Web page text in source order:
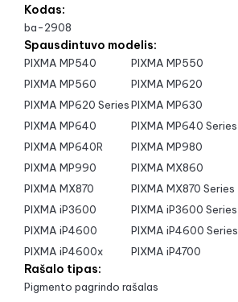
Kodas:
ba-2908
Spausdintuvo modelis:
PIXMA MP540
PIXMA MP550
PIXMA MP560
PIXMA MP620
PIXMA MP620 SeriesPIXMA MP630
PIXMA MP640
PIXMA MP640 Series
PIXMA MP640R
PIXMA MP980
PIXMA MP990
PIXMA MX860
PIXMA MX870
PIXMA MX870 Series
PIXMA iP3600
PIXMA iP3600 Series
PIXMA iP4600
PIXMA iP4600 Series
PIXMA iP4600x
PIXMA iP4700
Rašalo tipas:
Pigmento pagrindo rašalas